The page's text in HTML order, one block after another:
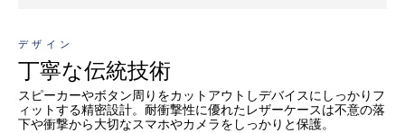
デザイン
丁寧な伝統技術
スピーカーやボタン周りをカットアウトしデバイスにしっかりフ
ィットする精密設計。耐衝撃性に優れたレザーケースは不意の落
下や衝撃から大切なスマホやカメラをしっかりと保護。